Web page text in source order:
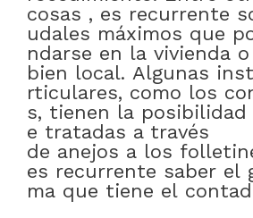
cosas , es recurrente
udales máximos que
ndarse en la vivienda o
bien local. Algunas
rticulares, como los
s, tienen la posibilidad
e tratadas a través
de anejos a los
es recurrente saber el
ma que tiene el